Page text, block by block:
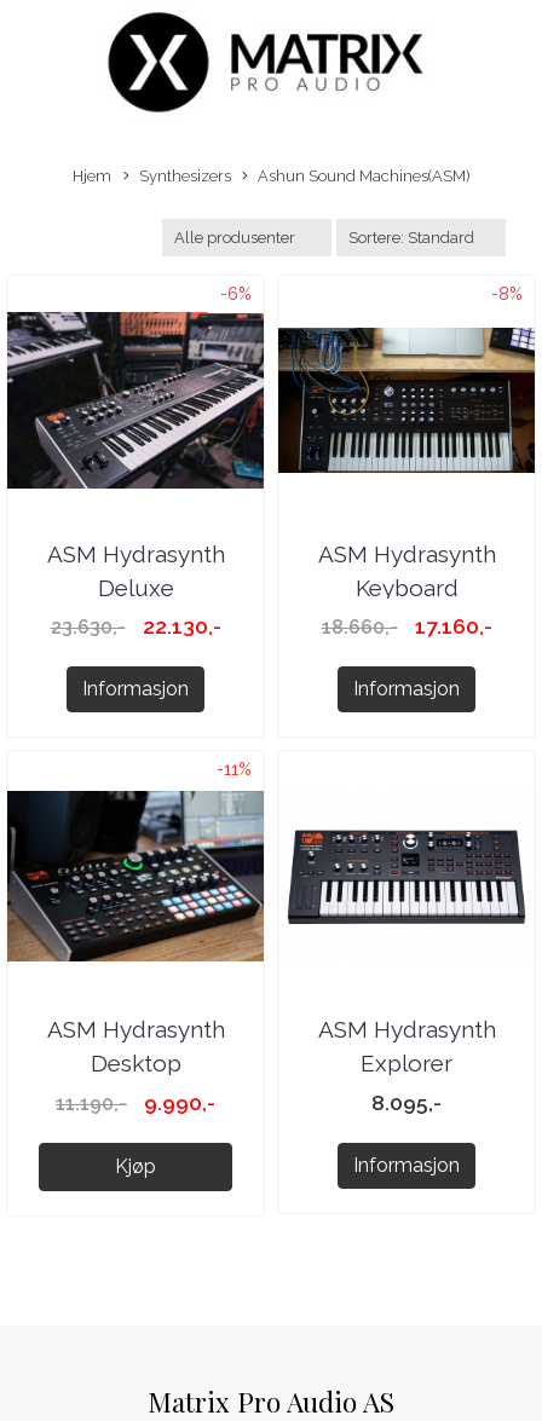
Hjem Synthesizers Ashun Sound Machines(ASM)
-6%
ASM Hydrasynth
Deluxe
23.630,- 22.130,-
Informasjon
-8%
ASM Hydrasynth
Keyboard
18.660,- 17.160,-
Informasjon
-11%
ASM Hydrasynth
Desktop
11.190,- 9.990,-
Kjøp
ASM Hydrasynth
Explorer
8.095,-
Informasjon
Matrix Pro Audio AS